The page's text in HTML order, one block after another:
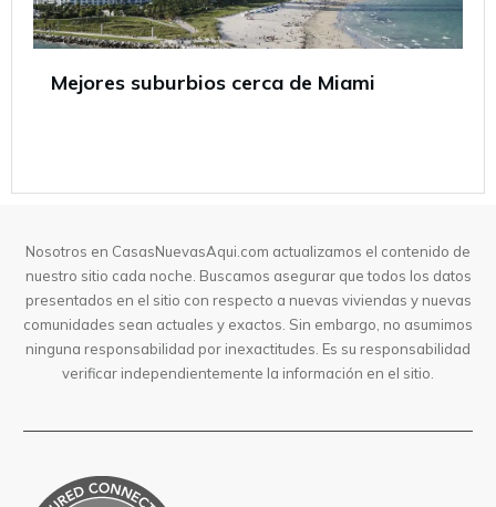
Mejores suburbios cerca de Miami
Nosotros en CasasNuevasAqui.com actualizamos el contenido de
nuestro sitio cada noche. Buscamos asegurar que todos los datos
presentados en el sitio con respecto a nuevas viviendas y nuevas
comunidades sean actuales y exactos. Sin embargo, no asumimos
ninguna responsabilidad por inexactitudes. Es su responsabilidad
verificar independientemente la información en el sitio.